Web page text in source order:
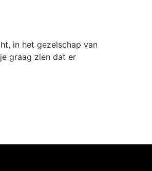
in het gezelschap van
graag zien dat er